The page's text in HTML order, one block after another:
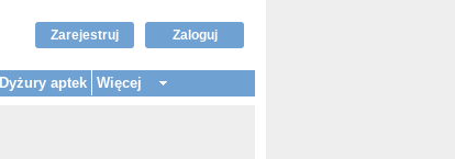
Zaloguj
Zarejestruj
Dyżury aptek Więcej